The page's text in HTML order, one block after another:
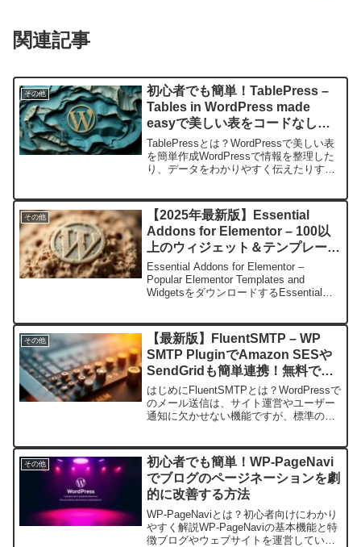
関連記事
その他
初心者でも簡単！TablePress –
Tables in WordPress made
easyで美しい表をコードなしで
作成する方法
TablePressとは？WordPressで美しい表
を簡単作成WordPressで情報を整理した
り、データをわかりやすく伝えたりする
初心者にとってハードルが高く、コ...
その他
【2025年最新版】Essential
Addons for Elementor – 100以
上のウィジェット＆テンプレート
でサイト制作を劇的に効率化！
Essential Addons for Elementor –
Popular Elementor Templates and
WidgetsをダウンロードするEssential
その他
【最新版】FluentSMTP – WP
SMTP PluginでAmazon SESや
SendGridも簡単連携！無料で高
機能なWordPressメール送信プ
ラグイン徹底解説
はじめにFluentSMTPとは？WordPressで
のメール送信は、サイト運営やユーザー
通知に欠かせない機能ですが、標準の
課題を解決するのが「FluentSMT...
その他
初心者でも簡単！WP-PageNavi
でブログのページネーションを劇
的に改善する方法
WP-PageNaviとは？初心者向けにわかり
やすく解説WP-PageNaviの基本機能と特
徴ブログやウェブサイトを運営している